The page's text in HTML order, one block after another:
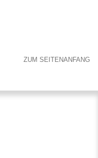
ZUM SEITENANFANG